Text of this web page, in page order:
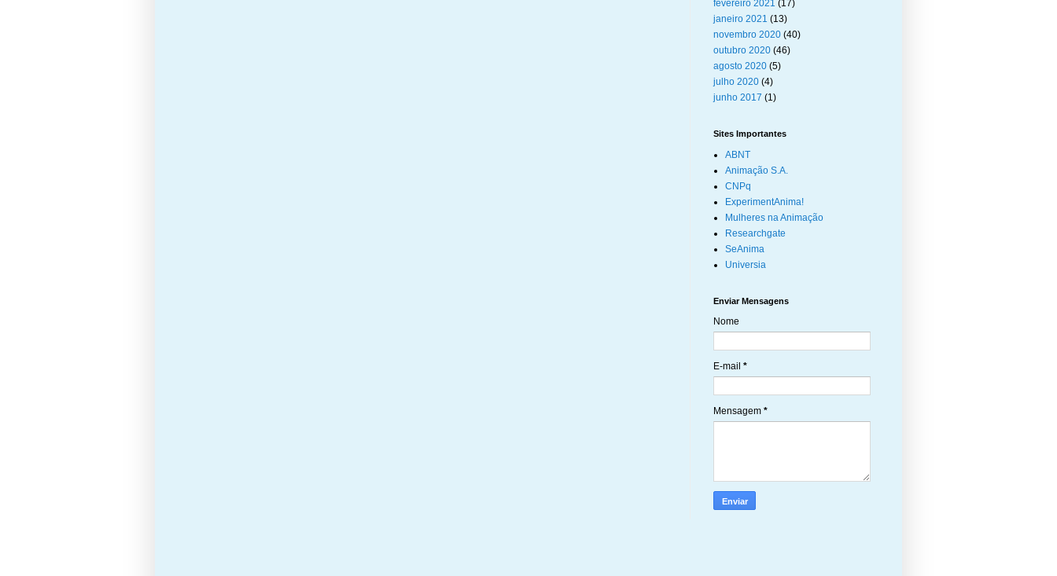
fevereiro 2021 (17)
janeiro 2021 (13)
novembro 2020 (40)
outubro 2020 (46)
agosto 2020 (5)
julho 2020 (4)
junho 2017 (1)
Sites Importantes
ABNT
Animação S.A.
CNPq
ExperimentAnima!
Mulheres na Animação
Researchgate
SeAnima
Universia
Enviar Mensagens
Nome
E-mail *
Mensagem *